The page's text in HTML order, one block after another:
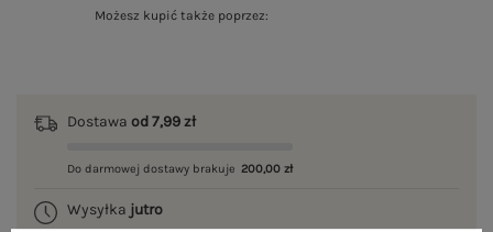
Możesz kupić także poprzez:
Dostawa od 7,99 zł
Do darmowej dostawy brakuje 200,00 zł
Wysyłka jutro